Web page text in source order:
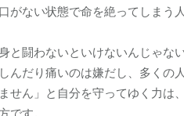
がない状態で命を絶ってしまう
と闘わないといけないんじゃな
んだり痛いのは嫌だし、多くの
せん」と自分を守ってゆく力は
す。